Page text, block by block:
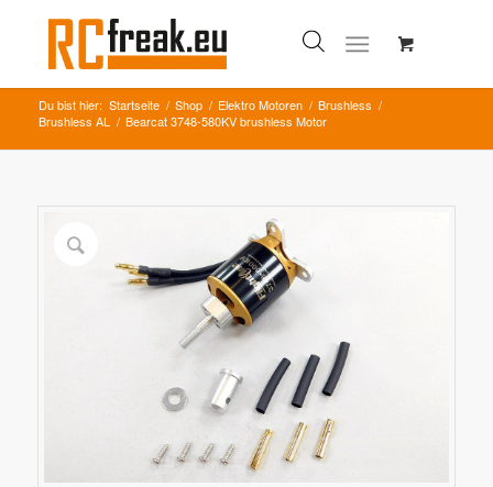
Du bist hier: Startseite / Shop / Elektro Motoren / Brushless /
Brushless AL
/ Bearcat 3748-580KV brushless Motor